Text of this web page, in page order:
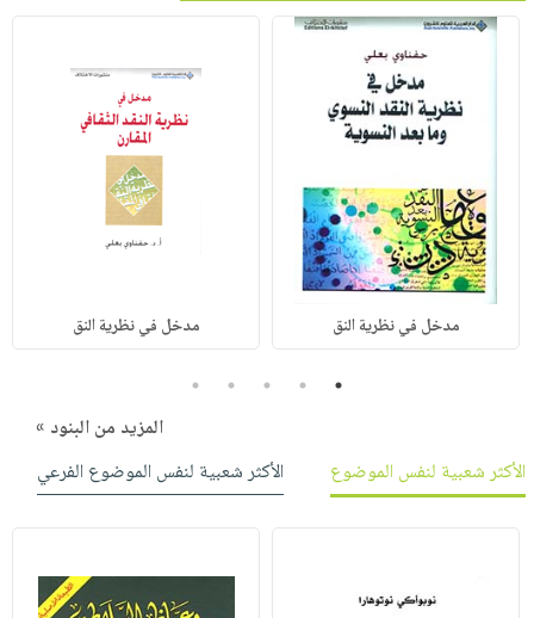
مدخل في نظرية النق مدخل في نظرية النق
1
2
3
4
5
المزيد من البنود »
الأكثر شعبية لنفس الموضوع
الأكثر شعبية لنفس الموضوع الفرعي